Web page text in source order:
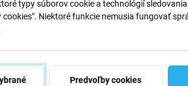
Cena na otázku
typy súborov cookie a technológií
Niektoré funkcie nemusia fungovať
Predvoľby cookies